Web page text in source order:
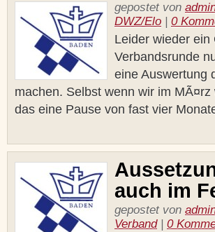
gepostet von
DWZ/Elo
0
Leider wieder ein
Verbandsrunde
eine Auswertung
machen. Selbst wenn wir im
das eine Pause von fast vier
auch im
gepostet von
Verband| 0